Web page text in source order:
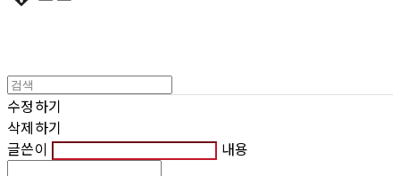
수정하기
삭제하기
글쓴이
내용